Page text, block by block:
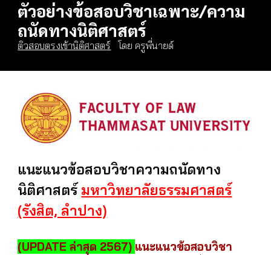
ตัวอย่างข้อสอบวิชาเฉพาะ/ความ
ถนัดทางนิติศาสตร์
ติวสอบตรงเข้านิติศาสตร์ โดย ครูพี่นายด์
แนะแนวข้อสอบวิชาความถนัดทาง
นิติศาสตร์ มหาวิทยาลัยธรรมศาสตร์
(รังสิต, ลำปาง)
(UPDATE ล่าสุด 2567) แนะแนวข้อสอบวิชา